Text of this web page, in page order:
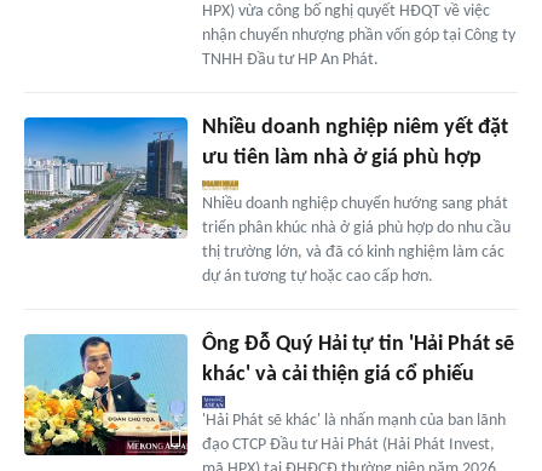
HPX) vừa công bố nghị quyết HĐQT về việc
nhận chuyển nhượng phần vốn góp tại Công ty
TNHH Đầu tư HP An Phát.
Nhiều doanh nghiệp niêm yết đặt
ưu tiên làm nhà ở giá phù hợp
Nhiều doanh nghiệp chuyển hướng sang phát
triển phân khúc nhà ở giá phù hợp do nhu cầu
thị trường lớn, và đã có kinh nghiệm làm các
dự án tương tự hoặc cao cấp hơn.
Ông Đỗ Quý Hải tự tin 'Hải Phát sẽ
khác' và cải thiện giá cổ phiếu
'Hải Phát sẽ khác' là nhấn mạnh của ban lãnh
đạo CTCP Đầu tư Hải Phát (Hải Phát Invest,